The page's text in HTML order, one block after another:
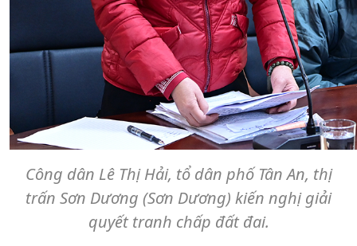
Công dân Lê Thị Hải, tổ dân phố Tân An, thị
trấn Sơn Dương (Sơn Dương) kiến nghị giải
quyết tranh chấp đất đai.​